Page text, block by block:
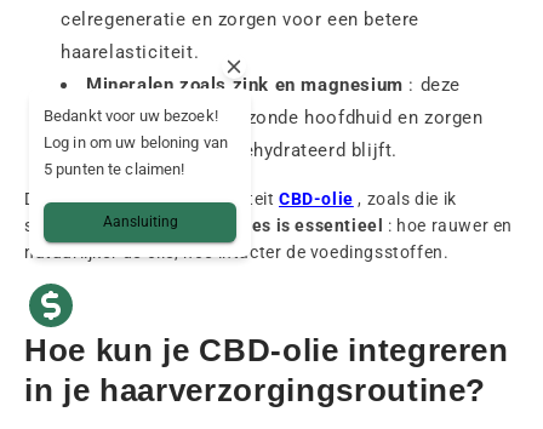
celregeneratie en zorgen voor een betere
haarelasticiteit.
Mineralen zoals zink en magnesium : deze
dragen bij aan een gezonde hoofdhuid en zorgen
ervoor dat het haar gehydrateerd blijft.
Dit alles vind je in eenKwaliteitCBD-olie , zoals die ik
selecteer. Hetextractieproces is essentieel
: hoe rauwer en
natuurlijker de olie, hoe intacter de voedingsstoffen.
Hoe kun je CBD-olie integreren
in je haarverzorgingsroutine?
Bedankt voor uw bezoek!
Log in om uw beloning van
5 punten te claimen!
Aansluiting